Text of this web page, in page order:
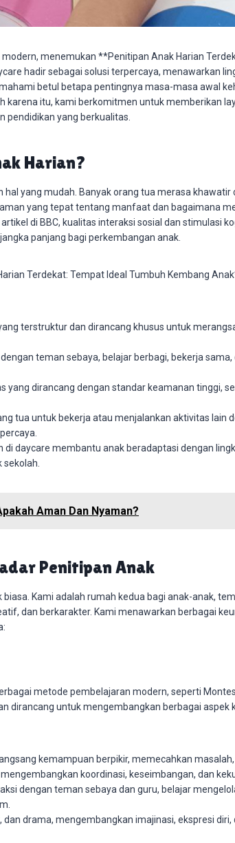
menemukan **Penitipan Anak Harian
hadir sebagai solusi terpercaya, menawarkan
betul betapa pentingnya masa-masa awal
karena itu, kami berkomitmen untuk memberikan
pendidikan yang berkualitas.
Harian?
yang mudah. Banyak orang tua merasa khawatir
yang tepat tentang manfaat dan bagaimana
di BBC, kualitas interaksi sosial dan stimulasi
panjang bagi perkembangan anak.
Terdekat: Tempat Ideal Tumbuh Kembang
terstruktur dan dirancang khusus untuk
teman sebaya, belajar berbagi, bekerja
yang dirancang dengan standar keamanan tinggi,
tua untuk bekerja atau menjalankan aktivitas lain
di daycare membantu anak beradaptasi dengan
Aman Dan Nyaman?
Penitipan Anak
Kami adalah rumah kedua bagi anak-anak,
dan berkarakter. Kami menawarkan berbagai
metode pembelajaran modern, seperti
dirancang untuk mengembangkan berbagai aspek
kemampuan berpikir, memecahkan masalah,
koordinasi, keseimbangan, dan
dengan teman sebaya dan guru, belajar
dan drama, mengembangkan imajinasi, ekspresi